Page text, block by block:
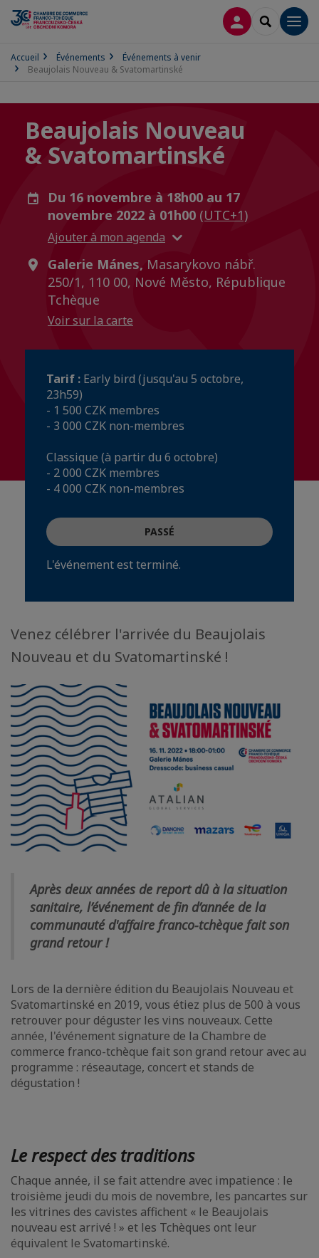
CONNEXION
Accueil Événements
Événements à venir
Beaujolais Nouveau & Svatomartinské
Beaujolais Nouveau
& Svatomartinské
Du 16 novembre à 18h00 au 17
novembre 2022 à 01h00 (UTC+1)
Ajouter à mon agenda
Galerie Mánes, Masarykovo nábř.
250/1, 110 00, Nové Město, République
Tchèque
Voir sur la carte
Tarif : Early bird (jusqu'au 5 octobre,
23h59)
- 1 500 CZK membres
- 3 000 CZK non-membres
Classique (à partir du 6 octobre)
- 2 000 CZK membres
- 4 000 CZK non-membres
PASSÉ
L'événement est terminé.
Venez célébrer l'arrivée du Beaujolais
Nouveau et du Svatomartinské !
Après deux années de report dû à la situation
sanitaire, l’événement de fin d’année de la
communauté d'affaire franco-tchèque fait son
grand retour !
Lors de la dernière édition du Beaujolais Nouveau et
Svatomartinské en 2019, vous étiez plus de 500 à vous
retrouver pour déguster les vins nouveaux. Cette
année, l'événement signature de la Chambre de
commerce franco-tchèque fait son grand retour avec au
programme : réseautage, concert et stands de
dégustation !
Le respect des traditions
Chaque année, il se fait attendre avec impatience : le
troisième jeudi du mois de novembre, les pancartes sur
les vitrines des cavistes affichent « le Beaujolais
nouveau est arrivé ! » et les Tchèques ont leur
équivalent le Svatomartinské.